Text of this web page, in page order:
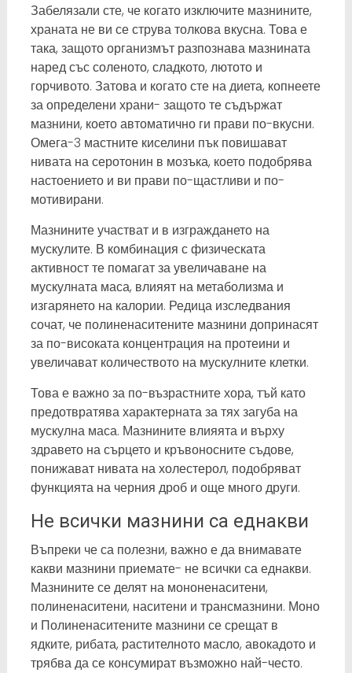
Забелязали сте, че когато изключите мазнините,
храната не ви се струва толкова вкусна. Това е
така, защото организмът разпознава мазнината
наред със соленото, сладкото, лютото и
горчивото. Затова и когато сте на диета, копнеете
за определени храни- защото те съдържат
мазнини, което автоматично ги прави по-вкусни.
Омега-3 мастните киселини пък повишават
нивата на серотонин в мозъка, което подобрява
настоението и ви прави по-щастливи и по-
мотивирани.
Мазнините участват и в изграждането на
мускулите. В комбинация с физическата
активност те помагат за увеличаване на
мускулната маса, влияят на метаболизма и
изгарянето на калории. Редица изследвания
сочат, че полиненаситените мазнини допринасят
за по-високата концентрация на протеини и
увеличават количеството на мускулните клетки.
Това е важно за по-възрастните хора, тъй като
предотвратява характерната за тях загуба на
мускулна маса. Мазнините влияята и върху
здравето на сърцето и кръвоносните съдове,
понижават нивата на холестерол, подобряват
функцията на черния дроб и още много други.
Не всички мазнини са еднакви
Въпреки че са полезни, важно е да внимавате
какви мазнини приемате- не всички са еднакви.
Мазнините се делят на мононенаситени,
полиненаситени, наситени и трансмазнини. Моно
и Полиненаситените мазнини се срещат в
ядките, рибата, растителното масло, авокадото и
трябва да се консумират възможно най-често.